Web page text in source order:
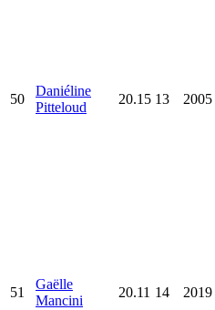
50
Daniéline
Pitteloud
20.15 13 2005
51
Gaëlle
Mancini
20.11 14 2019